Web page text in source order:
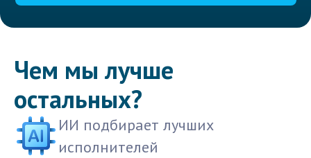
Чем мы лучше
остальных?
ИИ подбирает лучших
исполнителей